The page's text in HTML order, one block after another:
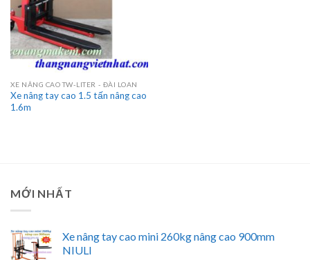
XE NÂNG CAO TW-LITER - ĐÀI LOAN
Xe nâng tay cao 1.5 tấn nâng cao
1.6m
MỚI NHẤT
Xe nâng tay cao mini 260kg nâng cao 900mm
NIULI